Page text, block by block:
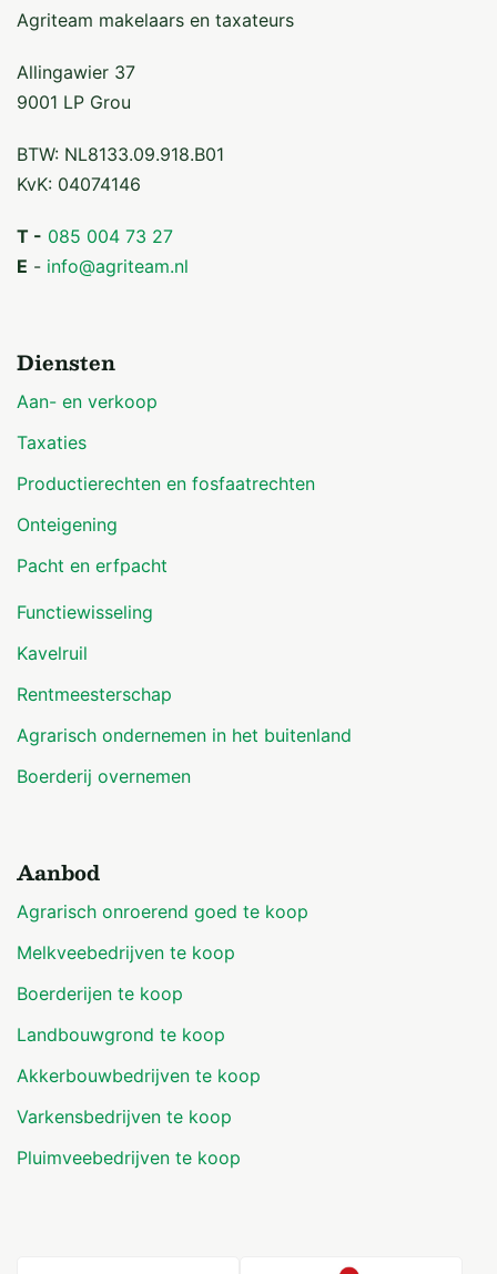
Agriteam makelaars en taxateurs
Allingawier 37
9001 LP Grou
BTW: NL8133.09.918.B01
KvK: 04074146
T - 085 004 73 27
E - info@agriteam.nl
Diensten
Aan- en verkoop
Taxaties
Productierechten en fosfaatrechten
Onteigening
Pacht en erfpacht
Functiewisseling
Kavelruil
Rentmeesterschap
Agrarisch ondernemen in het buitenland
Boerderij overnemen
Aanbod
Agrarisch onroerend goed te koop
Melkveebedrijven te koop
Boerderijen te koop
Landbouwgrond te koop
Akkerbouwbedrijven te koop
Varkensbedrijven te koop
Pluimveebedrijven te koop